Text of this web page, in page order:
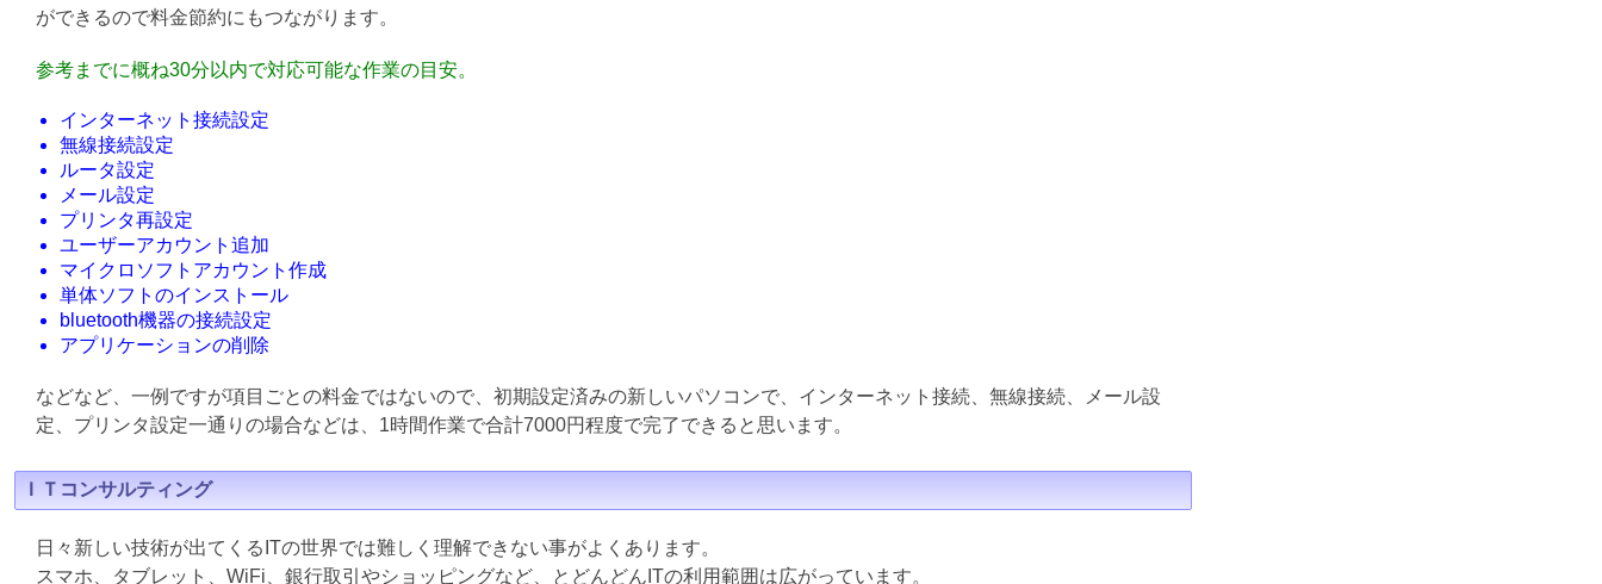
ができるので料金節約にもつながります。
参考までに概ね30分以内で対応可能な作業の目安。
インターネット接続設定
無線接続設定
ルータ設定
メール設定
プリンタ再設定
ユーザーアカウント追加
マイクロソフトアカウント作成
単体ソフトのインストール
bluetooth機器の接続設定
アプリケーションの削除
などなど、一例ですが項目ごとの料金ではないので、初期設定済みの新しいパソコンで、インターネット接続、無線接続、メール設
定、プリンタ設定一通りの場合などは、1時間作業で合計7000円程度で完了できると思います。
ＩＴコンサルティング
日々新しい技術が出てくるITの世界では難しく理解できない事がよくあります。
スマホ、タブレット、WiFi、銀行取引やショッピングなど、とどんどんITの利用範囲は広がっています。